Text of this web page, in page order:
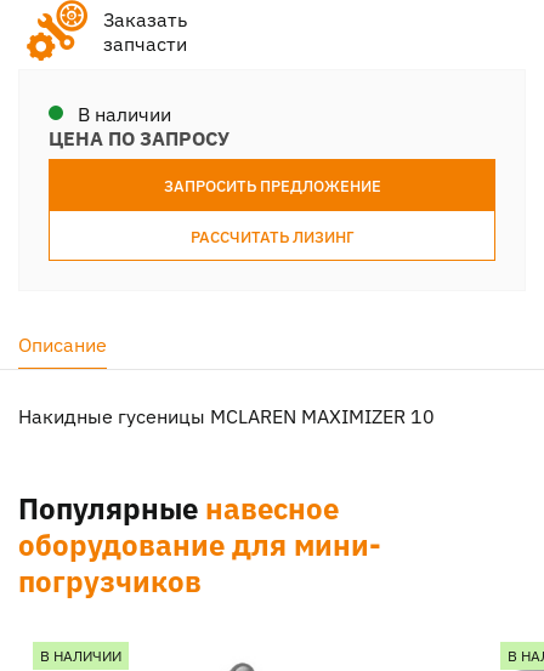
Заказать
запчасти
В наличии
ЦЕНА ПО ЗАПРОСУ
ЗАПРОСИТЬ ПРЕДЛОЖЕНИЕ
РАССЧИТАТЬ ЛИЗИНГ
Описание
Накидные гусеницы MCLAREN MAXIMIZER 10
Популярные навесное
оборудование для мини-
погрузчиков
В НАЛИЧИИ В